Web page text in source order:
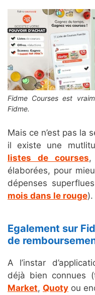
Fidme Courses est
Fidme.
Mais ce n’est pas la
il existe une
listes de courses,
élaborées, pour
dépenses
mois dans le rouge).
Egalement sur
de
A l’instar
déjà bien connues
Market, Quoty ou